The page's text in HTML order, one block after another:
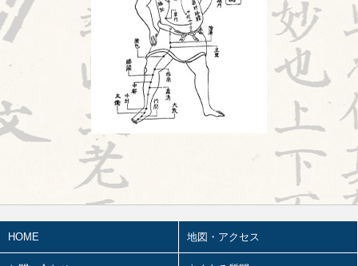
2026.07.16
陰陽学説⑦
2026.07.15
頭が痛い①
2026.07.14
胎漏(たいろう)とは①
2026.07.13
鍼治療の臨床試験における標準化と柔
軟性を両立させるマニュアル⑬
2026前期試験
HOME 地図・アクセス